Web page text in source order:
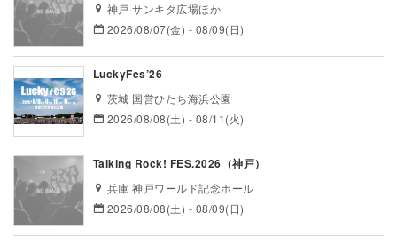
神戸 サンキタ広場ほか
2026/08/07(金) - 08/09(日)
LuckyFes’26
茨城 国営ひたち海浜公園
2026/08/08(土) - 08/11(火)
Talking Rock! FES.2026（神戸）
兵庫 神戸ワールド記念ホール
2026/08/08(土) - 08/09(日)